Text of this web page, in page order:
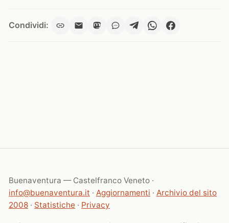
Condividi:
Buenaventura — Castelfranco Veneto ·
info@buenaventura.it · Aggiornamenti · Archivio del sito
2008 · Statistiche · Privacy